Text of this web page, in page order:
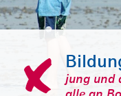
jung und